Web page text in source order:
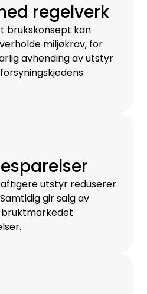
regelverk
brukskonsept kan
miljøkrav, for
avhending av utstyr
utstyr reduserer
gir salg av